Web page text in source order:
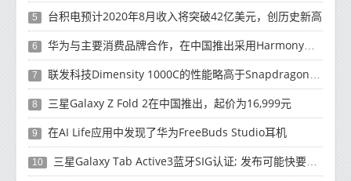
5 台积电预计2020年8月收入将突破42亿美元，创历史新高
6 华为与主要消费品牌合作，在中国推出采用HarmonyOS 2.0的智能家居产品
7 联发科技Dimensity 1000C的性能略高于Snapdragon 765G
8 三星Galaxy Z Fold 2在中国推出，起价为16,999元
9 在AI Life应用中发现了华为FreeBuds Studio耳机
10 三星Galaxy Tab Active3蓝牙SIG认证; 发布可能快要结束了